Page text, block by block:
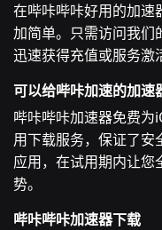
在哔咔哔咔好用的加速
加简单。只需访问我们
迅速获得充值或服务激
可以给哔咔加速的加速
哔咔哔咔加速器免费为
用下载服务，保证了
应用，在试用期内让您
势。
哔咔哔咔加速器下载